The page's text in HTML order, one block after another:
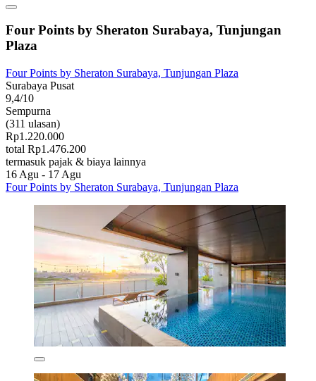
Four Points by Sheraton Surabaya, Tunjungan
Plaza
Four Points by Sheraton Surabaya, Tunjungan Plaza
Surabaya Pusat
9,4/10
Sempurna
(311 ulasan)
Rp1.220.000
total Rp1.476.200
termasuk pajak & biaya lainnya
16 Agu - 17 Agu
Four Points by Sheraton Surabaya, Tunjungan Plaza